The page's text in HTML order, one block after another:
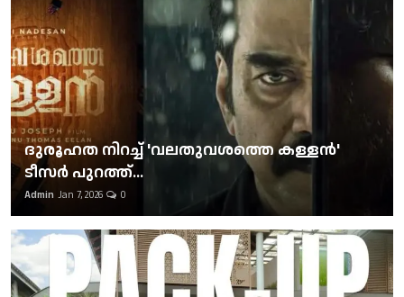
ദുരൂഹത നിറച്ച് 'വലതുവശത്തെ കള്ളന്‍'
ടീസര്‍ പുറത്ത്...
Admin Jan 7, 2026 0